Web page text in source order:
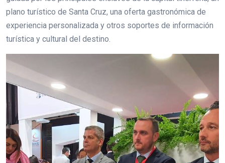
plano turístico de Santa Cruz, una oferta gastronómica de
experiencia personalizada y otros soportes de información
turística y cultural del destino.